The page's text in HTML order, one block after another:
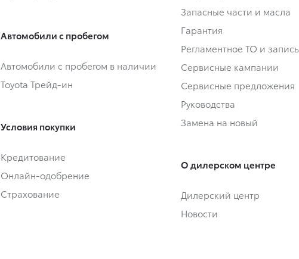
Автомобили с пробегом
Автомобили с пробегом в наличии
Toyota Трейд-ин
Условия покупки
Кредитование
Онлайн-одобрение
Страхование
Запасные части и масла
Гарантия
Регламентное ТО и запись
Сервисные кампании
Сервисные предложения
Руководства
Замена на новый
О дилерском центре
Дилерский центр
Новости